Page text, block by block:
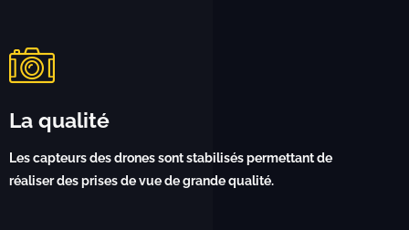
La qualité
Les capteurs des drones sont stabilisés permettant de
réaliser des prises de vue de grande qualité.